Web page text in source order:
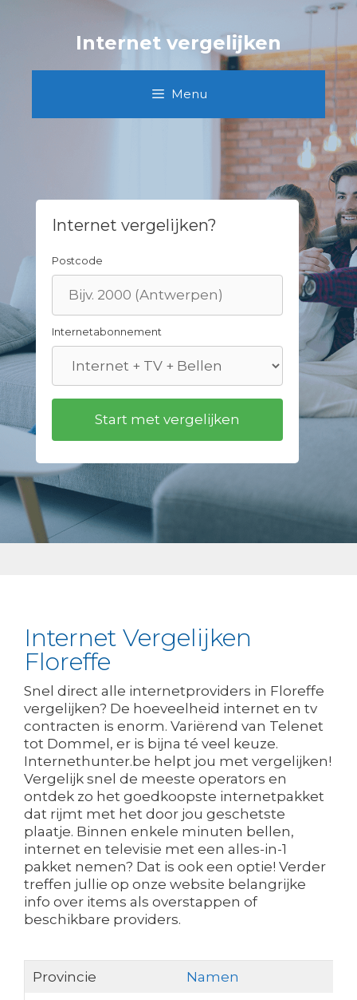
Internet vergelijken
Menu
Internet vergelijken?
Postcode
Internetabonnement
Internet Vergelijken
Floreffe
Snel direct alle internetproviders in Floreffe
vergelijken? De hoeveelheid internet en tv
contracten is enorm. Variërend van Telenet
tot Dommel, er is bijna té veel keuze.
Internethunter.be helpt jou met vergelijken!
Vergelijk snel de meeste operators en
ontdek zo het goedkoopste internetpakket
dat rijmt met het door jou geschetste
plaatje. Binnen enkele minuten bellen,
internet en televisie met een alles-in-1
pakket nemen? Dat is ook een optie! Verder
treffen jullie op onze website belangrijke
info over items als overstappen of
beschikbare providers.
Provincie
Namen